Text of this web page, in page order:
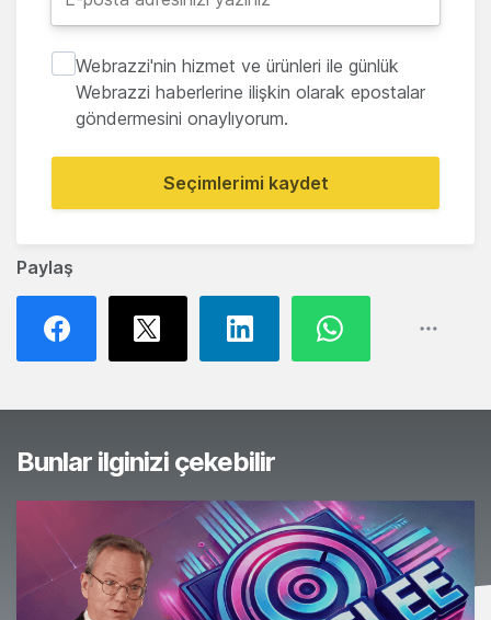
Paylaş
Webrazzi'nin hizmet ve ürünleri ile günlük
Webrazzi haberlerine ilişkin olarak epostalar
göndermesini onaylıyorum.
Seçimlerimi kaydet
Bunlar ilginizi çekebilir